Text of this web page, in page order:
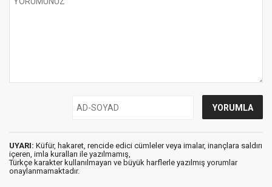
UYARI: Küfür, hakaret, rencide edici cümleler veya imalar, inançlara saldırı
içeren, imla kuralları ile yazılmamış,
Türkçe karakter kullanılmayan ve büyük harflerle yazılmış yorumlar
onaylanmamaktadır.